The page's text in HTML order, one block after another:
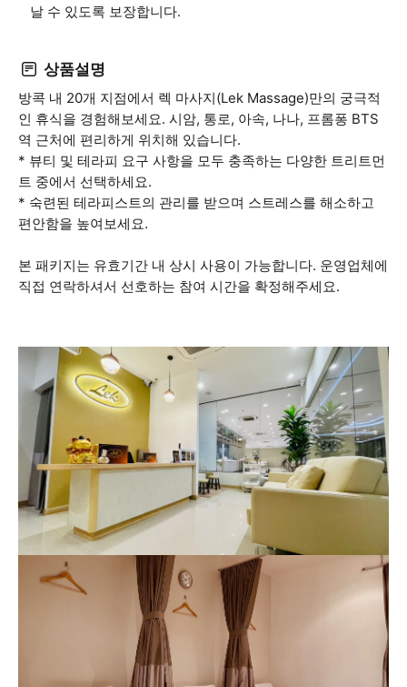
날 수 있도록 보장합니다.
상품설명
방콕 내 20개 지점에서 렉 마사지(Lek Massage)만의 궁극적
인 휴식을 경험해보세요. 시암, 통로, 아속, 나나, 프롬퐁 BTS
역 근처에 편리하게 위치해 있습니다.
* 뷰티 및 테라피 요구 사항을 모두 충족하는 다양한 트리트먼
트 중에서 선택하세요.
* 숙련된 테라피스트의 관리를 받으며 스트레스를 해소하고
편안함을 높여보세요.
본 패키지는 유효기간 내 상시 사용이 가능합니다. 운영업체에
직접 연락하셔서 선호하는 참여 시간을 확정해주세요.